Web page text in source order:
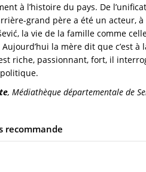
à l’histoire du pays. De
grand père a été un acteur,
la vie de la famille comme
la mère dit que c’est
riche, passionnant, fort, il
, Médiathèque départementale de
recommande